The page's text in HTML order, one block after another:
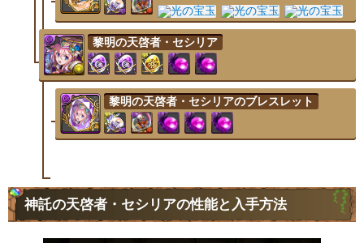
黎明の天啓者・セシリア
黎明の天啓者・セシリアのブレスレット
神託の天啓者・セシリアの性能と入手方法